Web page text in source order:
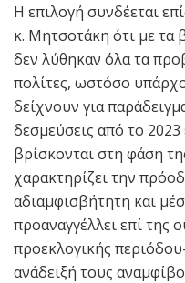
Η επιλογή συνδέεται
κ. Μητσοτάκη ότι με τα
δεν λύθηκαν όλα τα
πολίτες, ωστόσο
δείχνουν για
δεσμεύσεις από το 2023
βρίσκονται στη φάση
χαρακτηρίζει την
αδιαμφισβήτητη και
προαναγγέλλει επί της
προεκλογικής
ανάδειξή τους